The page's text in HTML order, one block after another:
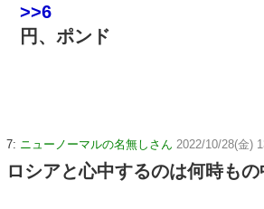
>>6
円、ポンド
7: ニューノーマルの名無しさん 2022/10/28(金)
ロシアと心中するのは何時も